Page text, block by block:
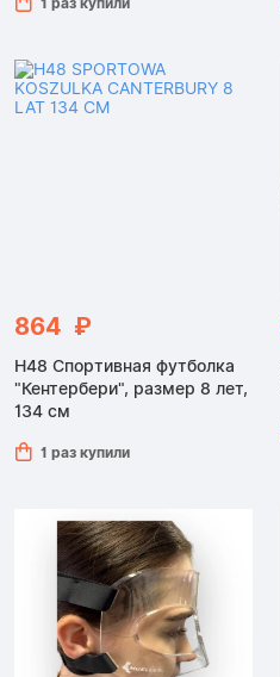
864 ₽
H48 Спортивная футболка
"Кентербери", размер 8 лет,
134 см
1 раз купили